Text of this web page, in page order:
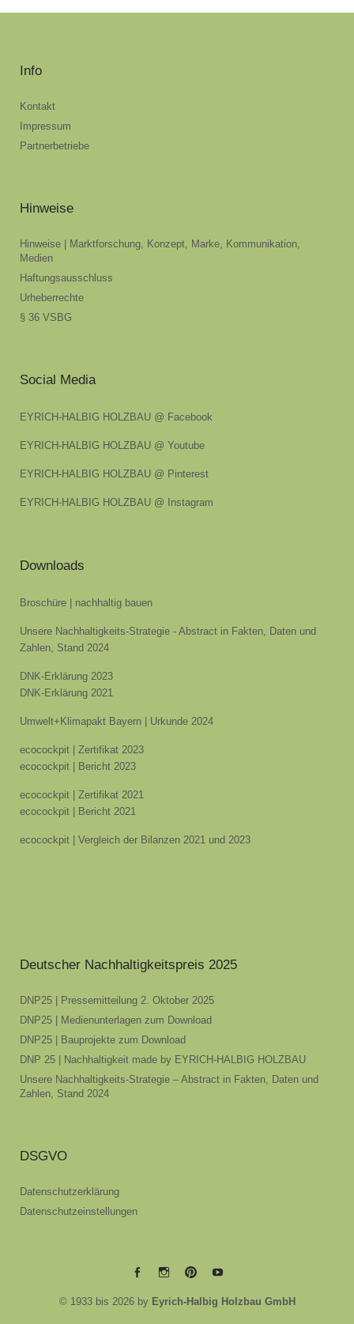
Info
Kontakt
Impressum
Partnerbetriebe
Hinweise
Hinweise | Marktforschung, Konzept, Marke, Kommunikation,
Medien
Haftungsausschluss
Urheberrechte
§ 36 VSBG
Social Media
EYRICH-HALBIG HOLZBAU @ Facebook
EYRICH-HALBIG HOLZBAU @ Youtube
EYRICH-HALBIG HOLZBAU @ Pinterest
EYRICH-HALBIG HOLZBAU @ Instagram
Downloads
Broschüre | nachhaltig bauen
Unsere Nachhaltigkeits-Strategie - Abstract in Fakten, Daten und
Zahlen, Stand 2024
DNK-Erklärung 2023
DNK-Erklärung 2021
Umwelt+Klimapakt Bayern | Urkunde 2024
ecocockpit | Zertifikat 2023
ecocockpit | Bericht 2023
ecocockpit | Zertifikat 2021
ecocockpit | Bericht 2021
ecocockpit | Vergleich der Bilanzen 2021 und 2023
Deutscher Nachhaltigkeitspreis 2025
DNP25 | Pressemitteilung 2. Oktober 2025
DNP25 | Medienunterlagen zum Download
DNP25 | Bauprojekte zum Download
DNP 25 | Nachhaltigkeit made by EYRICH-HALBIG HOLZBAU
Unsere Nachhaltigkeits-Strategie – Abstract in Fakten, Daten und
Zahlen, Stand 2024
DSGVO
Datenschutzerklärung
Datenschutzeinstellungen
EYRICH-EYRICH-EYRICH-EYRICH-
© 1933 bis 2026 by Eyrich-Halbig Holzbau GmbH